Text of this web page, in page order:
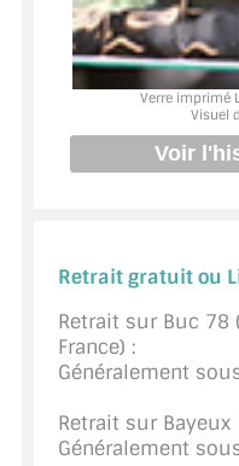
LES CHARNIÈRES
BOUTONS ET
BARRES DE
SYSTÈMES
SYSTÈMES
(STROMBINOSCOPE)
Verre imprimé
Visuel
Retrait gratuit ou
Retrait sur Buc 78
France) :
Généralement
Retrait sur Bayeux
Généralement